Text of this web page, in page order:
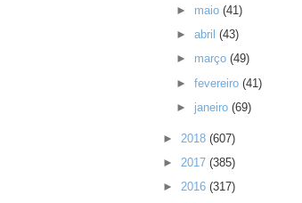
► maio(41)
►abril(43)
► março(49)
►fevereiro(41)
► janeiro(69)
► 2018 (607)
► 2017 (385)
► 2016 (317)